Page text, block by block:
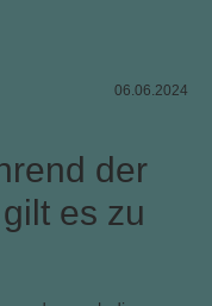
06.06.2024
der
es zu